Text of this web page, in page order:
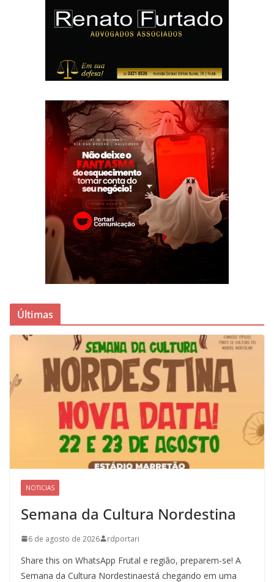
Últimas
NOTICIAS
Semana da Cultura Nordestina
6 de agosto de 2026 rdportari
Share this on WhatsApp Frutal e região, preparem-se! A
Semana da Cultura Nordestinaestá chegando em uma